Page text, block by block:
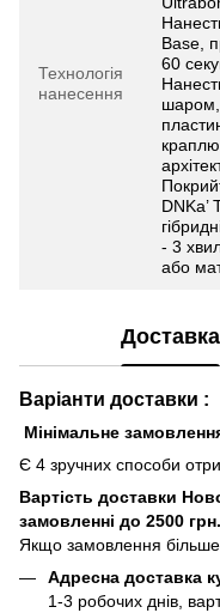
Технологія
нанесення
Base,
60
шаром,
DNKa’
- 3
або
Доставка
Варіанти доставки :
Мінімальне
Є 4 зручних способи
Вартість доставки
замовленні до 2500 грн.
Якщо замовлення більше
Адресна доставка
1-3 робочих днів,